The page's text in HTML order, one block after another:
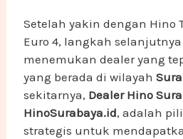
Setelah yakin dengan Hino
Euro 4, langkah
menemukan dealer yang
yang berada di wilayah
sekitarnya, Dealer Hino
HinoSurabaya.id, adalah
strategis untuk